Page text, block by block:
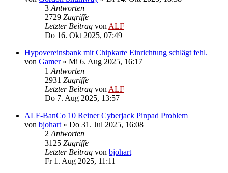
3 Antworten
2729 Zugriffe
Letzter Beitrag von ALF
Do 16. Okt 2025, 07:49
Hypovereinsbank mit Chipkarte Einrichtung schlägt fehl.
von Gamer» Mi 6. Aug 2025, 16:17
1 Antworten
2931 Zugriffe
Letzter Beitrag von ALF
Do 7. Aug 2025, 13:57
ALF-BanCo 10 Reiner Cyberjack Pinpad Problem
von bjohart » Do 31. Jul 2025, 16:08
2 Antworten
3125 Zugriffe
Letzter Beitrag von bjohart
Fr 1. Aug 2025, 11:11